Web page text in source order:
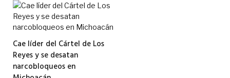
Cae líder del Cártel de Los
Reyes y se desatan
narcobloqueos en